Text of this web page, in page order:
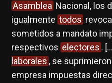
Asamblea Nacional, los
igualmente todos
sometidos a mandato
respectivos electores .
laborales , se
empresa impuestas